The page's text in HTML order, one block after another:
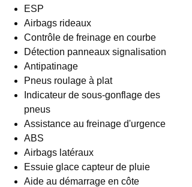
ESP
Airbags rideaux
Contrôle de freinage en courbe
Détection panneaux signalisation
Antipatinage
Pneus roulage à plat
Indicateur de sous-gonflage des
pneus
Assistance au freinage d'urgence
ABS
Airbags latéraux
Essuie glace capteur de pluie
Aide au démarrage en côte